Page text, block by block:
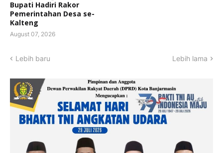
Bupati Hadiri Rakor
Pemerintahan Desa se-
Kalteng
August 07, 2026
Lebih baru Lebih lama